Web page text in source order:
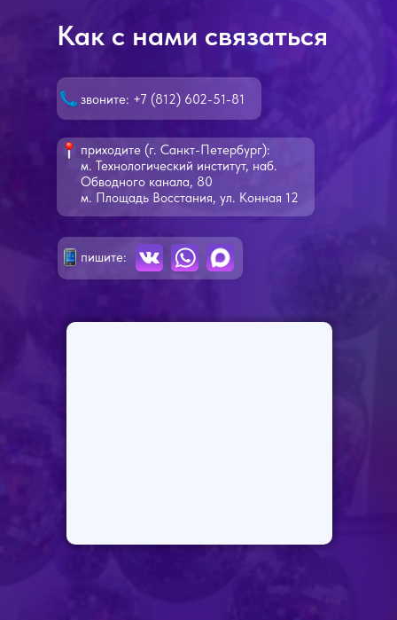
Как с нами связаться
звоните: +7 (812) 602-51-81
приходите (г. Санкт-Петербург):
м. Технологический институт, наб.
Обводного канала, 80
м. Площадь Восстания, ул. Конная 12
пишите: